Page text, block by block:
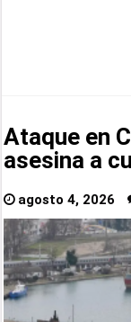
Ataque en
asesina a
agosto 4, 2026